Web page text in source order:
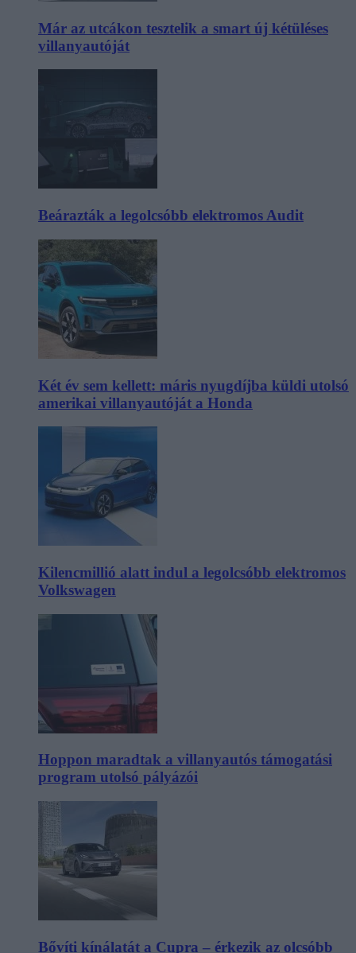
Már az utcákon tesztelik a smart új kétüléses
villanyautóját
Beárazták a legolcsóbb elektromos Audit
Két év sem kellett: máris nyugdíjba küldi utolsó
amerikai villanyautóját a Honda
Kilencmillió alatt indul a legolcsóbb elektromos
Volkswagen
Hoppon maradtak a villanyautós támogatási
program utolsó pályázói
Bővíti kínálatát a Cupra – érkezik az olcsóbb